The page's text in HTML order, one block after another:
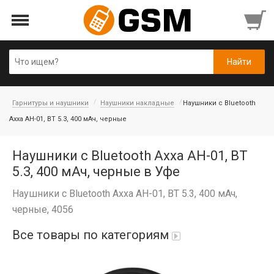
Гарнитуры и наушники Наушники накладные
Наушники с Bluetooth
Axxa AH-01, BT 5.3, 400 мАч, черные
Наушники с Bluetooth Axxa AH-01, BT
5.3, 400 мАч, черные в Уфе
Наушники с Bluetooth Axxa AH-01, BT 5.3, 400 мАч,
черные, 4056
Все товары по категориям